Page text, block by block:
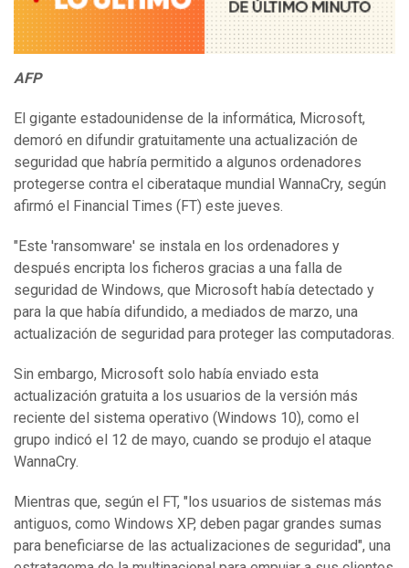
AFP
El gigante estadounidense de la informática, Microsoft,
demoró en difundir gratuitamente una actualización de
seguridad que habría permitido a algunos ordenadores
protegerse contra el ciberataque mundial WannaCry, según
afirmó el Financial Times (FT) este jueves.
"Este 'ransomware' se instala en los ordenadores y
después encripta los ficheros gracias a una falla de
seguridad de Windows, que Microsoft había detectado y
para la que había difundido, a mediados de marzo, una
actualización de seguridad para proteger las computadoras.
Sin embargo, Microsoft solo había enviado esta
actualización gratuita a los usuarios de la versión más
reciente del sistema operativo (Windows 10), como el
grupo indicó el 12 de mayo, cuando se produjo el ataque
WannaCry.
Mientras que, según el FT, "los usuarios de sistemas más
antiguos, como Windows XP, deben pagar grandes sumas
para beneficiarse de las actualizaciones de seguridad", una